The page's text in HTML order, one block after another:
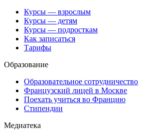
Курсы — взрослым
Курсы — детям
Курсы — подросткам
Как записаться
Тарифы
Образование
Образовательное сотрудничество
Французский лицей в Москве
Поехать учиться во Францию
Стипендии
Медиатека